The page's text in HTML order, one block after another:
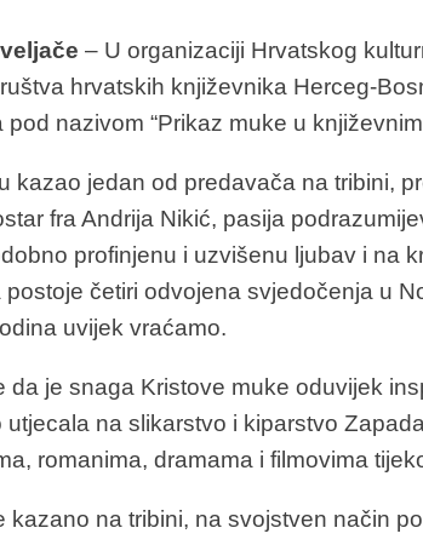
– U organizaciji Hrvatskog
hrvatskih književnika Herceg-
nazivom “Prikaz muke u
kazao jedan od predavača na tribini,
fra Andrija Nikić, pasija
profinjenu i uzvišenu ljubav i na
postoje četiri odvojena svjedočenja u
uvijek vraćamo.
da je snaga Kristove muke oduvijek
utjecala na slikarstvo i kiparstvo
romanima, dramama i filmovima
kazano na tribini, na svojstven način